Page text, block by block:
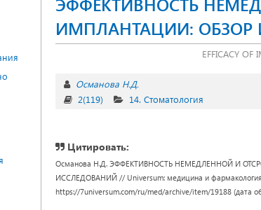
ИМПЛАНТАЦИИ: ОБЗОР
EFFICACY OF
Османова Н.Д.
2(119)
14. Стоматология
Цитировать:
Османова Н.Д. ЭФФЕКТИВНОСТЬ НЕМЕДЛЕННОЙ И
ИССЛЕДОВАНИЙ // Universum: медицина и фармакология :
https://7universum.com/ru/med/archive/item/19188 (дата